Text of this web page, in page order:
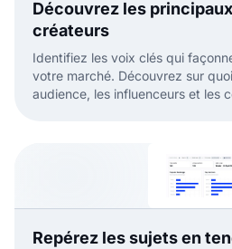
Découvrez les
créateurs
Identifiez les voix clés qui
votre marché. Découvrez sur
audience, les influenceurs et les
Repérez les sujets en